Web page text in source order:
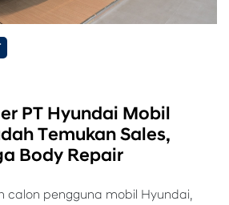
PT Hyundai Mobil
Temukan Sales,
Body Repair
calon pengguna mobil Hyundai,